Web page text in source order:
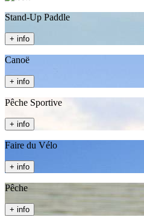
Stand-Up Paddle
+ info
Canoë
+ info
Pêche Sportive
+ info
Faire du Vélo
+ info
Pêche
+ info